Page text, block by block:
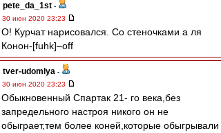
pete_da_1st -
30 июн 2020 23:23
O! Курчат нарисовался. Со стеночками а ля
Конон-[fuhk]–off
tver-udomlya -
30 июн 2020 23:23
Обыкновенный Спартак 21- го века,без
запредельного настроя никого он не
обыграет,тем более коней,которые обыгрывали